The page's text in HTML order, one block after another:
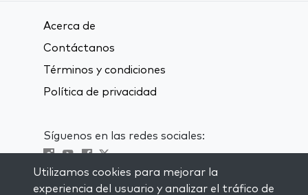
Acerca de
Contáctanos
Términos y condiciones
Política de privacidad
Síguenos en las redes sociales:
Visit kabbalah master classes
Utilizamos cookies para mejorar la
experiencia del usuario y analizar el tráfico de